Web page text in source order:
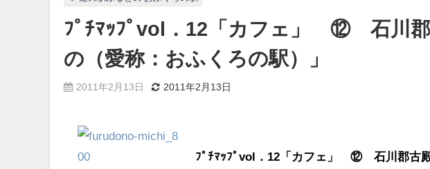
ﾌﾟﾁﾏｯﾌﾟvol．12「カフェ」 ⑫ 石川郡
の（愛称：おふくろの駅）」
2011年2月13日 2011年2月13日
ﾌﾟﾁﾏｯﾌﾟvol．12「カフェ」 ⑫ 石川郡古殿